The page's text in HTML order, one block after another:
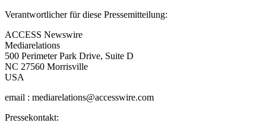
Verantwortlicher für diese Pressemitteilung:
ACCESS Newswire
Mediarelations
500 Perimeter Park Drive, Suite D
NC 27560 Morrisville
USA
email : mediarelations@accesswire.com
Pressekontakt: